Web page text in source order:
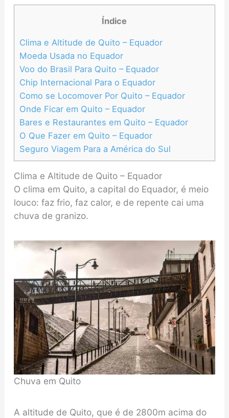
Índice
Clima e Altitude de Quito – Equador
Moeda Usada no Equador
Voo do Brasil Para Quito – Equador
Chip Internacional Para o Equador
Como se Locomover Por Quito – Equador
Onde Ficar em Quito – Equador
Bares e Restaurantes em Quito – Equador
O Que Fazer em Quito – Equador
Seguro Viagem Para a América do Sul
Clima e Altitude de Quito – Equador
O clima em Quito, a capital do Equador, é meio
louco: faz frio, faz calor, e de repente cai uma
chuva de granizo.
Chuva em Quito
A altitude de Quito, que é de 2800m acima do